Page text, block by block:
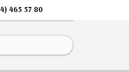
465 57 80